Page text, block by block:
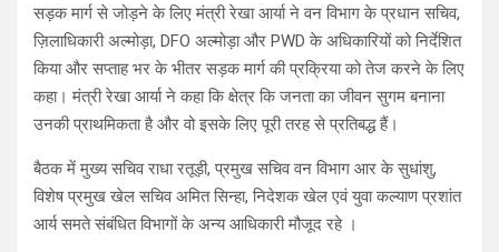
सड़क मार्ग से जोड़ने के लिए मंत्री रेखा आर्या ने वन विभाग के प्रधान सचिव,
ज़िलाधिकारी अल्मोड़ा, DFO अल्मोड़ा और PWD के अधिकारियों को निर्देशित
किया और सप्ताह भर के भीतर सड़क मार्ग की प्रक्रिया को तेज करने के लिए
कहा। मंत्री रेखा आर्या ने कहा कि क्षेत्र कि जनता का जीवन सुगम बनाना
उनकी प्राथमिकता है और वो इसके लिए पूरी तरह से प्रतिबद्ध हैं।
बैठक में मुख्य सचिव राधा रतूड़ी, प्रमुख सचिव वन विभाग आर के सुधांशु,
विशेष प्रमुख खेल सचिव अमित सिन्हा, निदेशक खेल एवं युवा कल्याण प्रशांत
आर्य समते संबंधित विभागों के अन्य आधिकारी मौजूद रहे ।